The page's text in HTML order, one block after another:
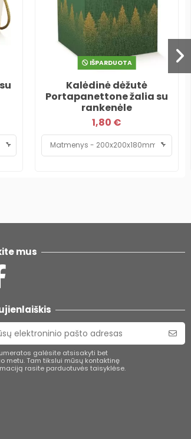
IŠPARDUOTA
Kalėdinė dėžutė
Portapanettone žalia su
rankenėle
1,80 €
mus
galėsite atsisakyti bet
metu. Tam tikslui mūsų kontaktinę
rasite parduotuvės taisyklėse.